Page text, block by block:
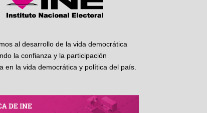
al desarrollo de la vida democrática
la confianza y la participación
en la vida democrática y política del país.